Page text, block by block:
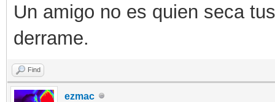
Un amigo no es quien seca
derrame.
Find
ezmac